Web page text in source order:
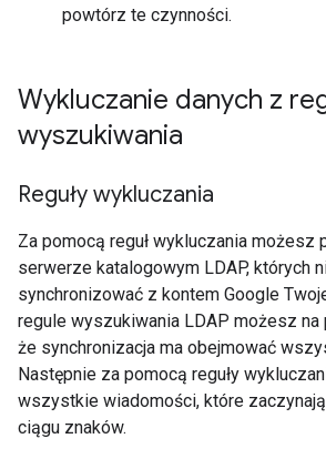
powtórz te czynności.
Wykluczanie danych z
wyszukiwania
Reguły wykluczania
Za pomocą reguł wykluczania możesz
serwerze katalogowym LDAP, których
synchronizować z kontem Google
regule wyszukiwania LDAP możesz na
że synchronizacja ma obejmować
Następnie za pomocą reguły
wszystkie wiadomości, które
ciągu znaków.